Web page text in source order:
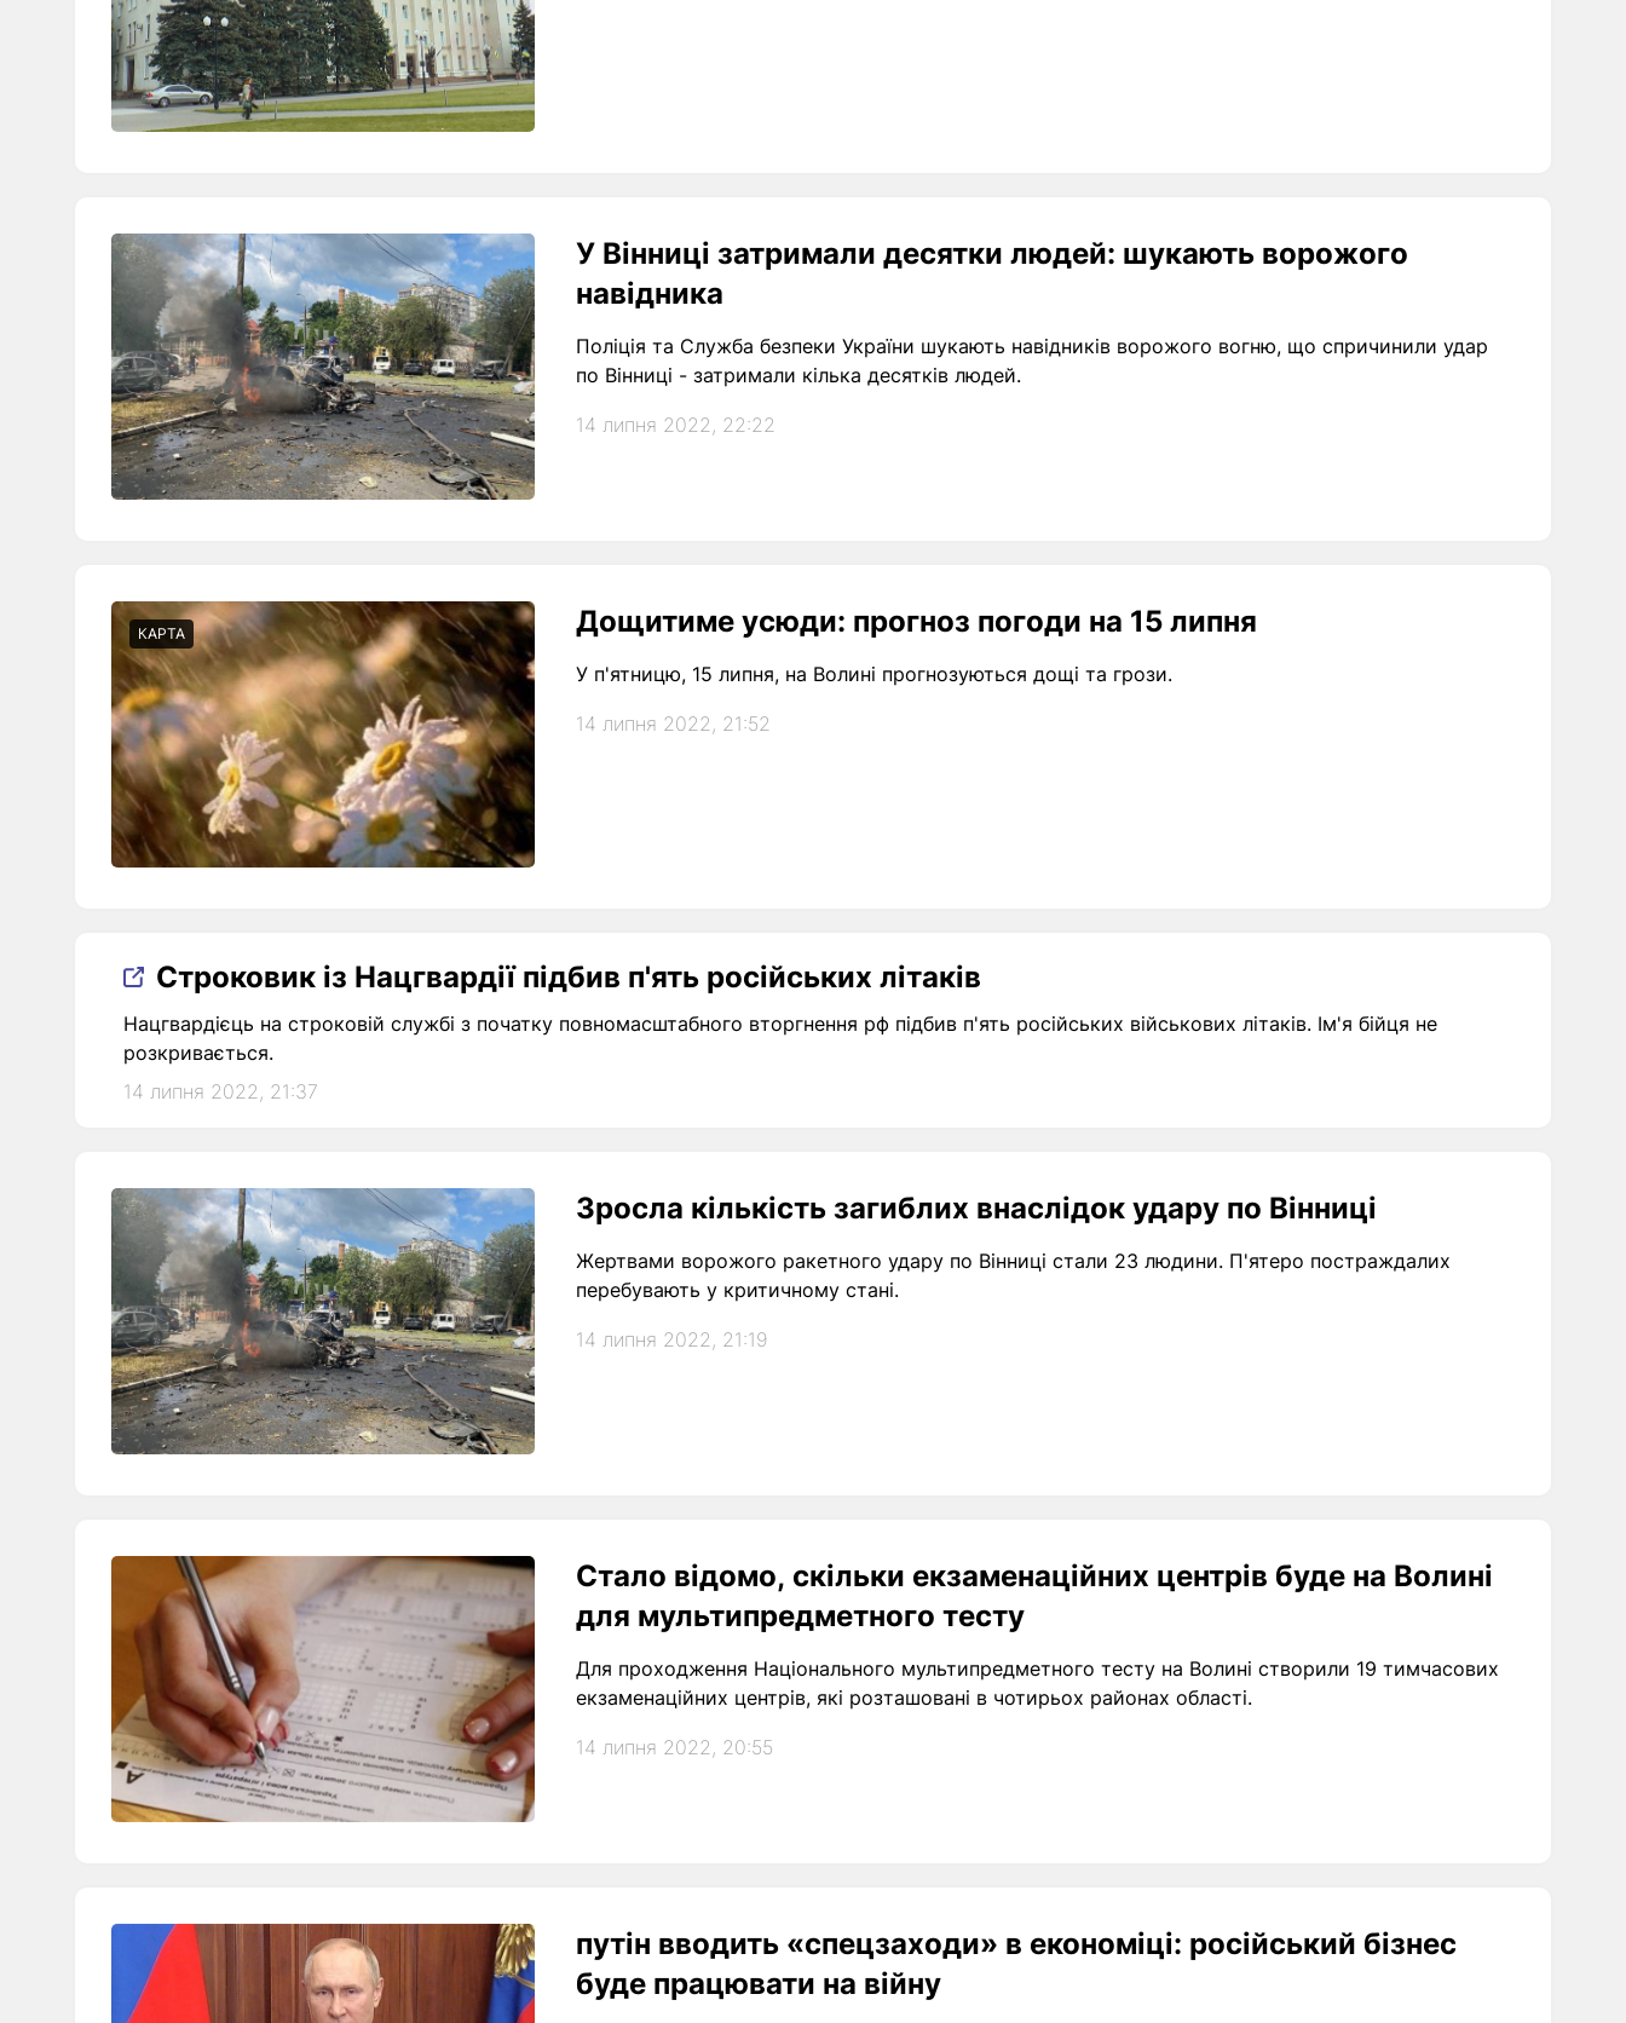
У Вінниці затримали десятки людей: шукають ворожого
навідника
Поліція та Служба безпеки України шукають навідників ворожого вогню, що спричинили удар
по Вінниці - затримали кілька десятків людей.
14 липня 2022, 22:22
КАРТА Дощитиме усюди: прогноз погоди на 15 липня
У п'ятницю, 15 липня, на Волині прогнозуються дощі та грози.
14 липня 2022, 21:52
Строковик із Нацгвардії підбив п'ять російських літаків
Нацгвардієць на строковій службі з початку повномасштабного вторгнення рф підбив п'ять російських військових літаків. Ім'я бійця не
розкривається.
14 липня 2022, 21:37
Зросла кількість загиблих внаслідок удару по Вінниці
Жертвами ворожого ракетного удару по Вінниці стали 23 людини. П'ятеро постраждалих
перебувають у критичному стані.
14 липня 2022, 21:19
Стало відомо, скільки екзаменаційних центрів буде на Волині
для мультипредметного тесту
Для проходження Національного мультипредметного тесту на Волині створили 19 тимчасових
екзаменаційних центрів, які розташовані в чотирьох районах області.
14 липня 2022, 20:55
путін вводить «спецзаходи» в економіці: російський бізнес
буде працювати на війну